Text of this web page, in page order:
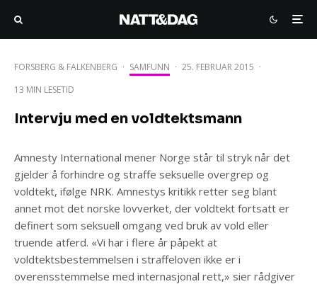
FORSBERG & FALKENBERG · SAMFUNN · 25. FEBRUAR 2015 ·
13 MIN LESETID
Intervju med en voldtektsmann
Amnesty International mener Norge står til stryk når det
gjelder å forhindre og straffe seksuelle overgrep og
voldtekt, ifølge NRK. Amnestys kritikk retter seg blant
annet mot det norske lovverket, der voldtekt fortsatt er
definert som seksuell omgang ved bruk av vold eller
truende atferd. «Vi har i flere år påpekt at
voldtektsbestemmelsen i straffeloven ikke er i
overensstemmelse med internasjonal rett,» sier rådgiver